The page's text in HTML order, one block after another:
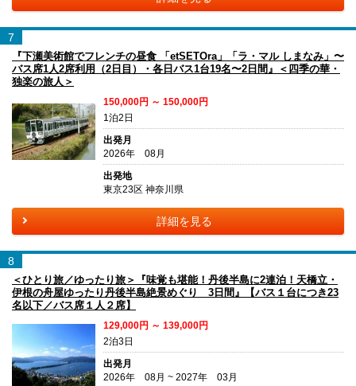
7
『下瀬美術館でフレンチの昼食 「etSETOra」「ラ・マル しまなみ」〜
バス席1人2席利用（2日目）・各日バス1台19名〜2日間』＜四季の華・
独楽の旅人＞
150,000円 ～ 150,000円
1泊2日
出発月
2026年 08月
出発地
東京23区 神奈川県
詳細を見る
8
＜ひとり旅／ゆったり旅＞『味覚も堪能！丹後半島に2連泊！天橋立・
伊根の舟屋ゆったり丹後半島絶景めぐり 3日間』【バス１台につき23
名以下／バス席１人２席】
129,000円 ～ 139,000円
2泊3日
出発月
2026年 08月 ~ 2027年 03月